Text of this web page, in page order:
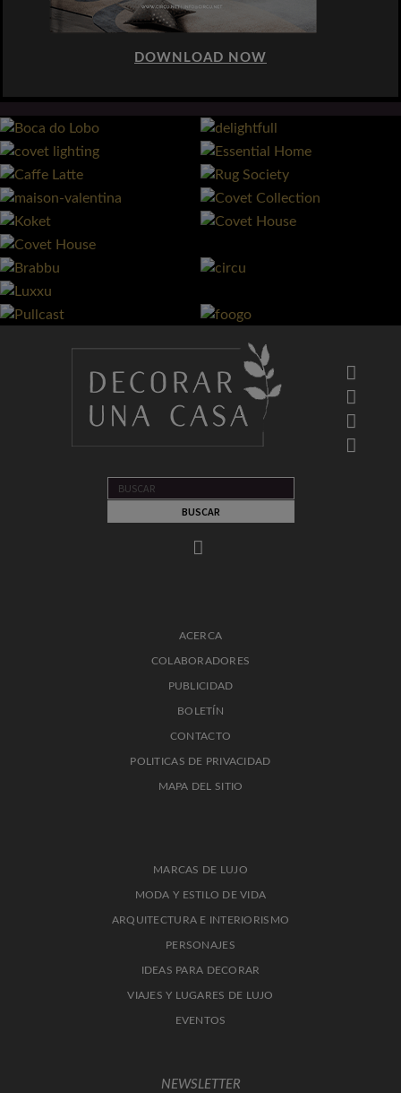
DOWNLOAD NOW
ACERCA
COLABORADORES
PUBLICIDAD
BOLETÍN
CONTACTO
POLITICAS DE PRIVACIDAD
MAPA DEL SITIO
MARCAS DE LUJO
MODA Y ESTILO DE VIDA
ARQUITECTURA E INTERIORISMO
PERSONAJES
IDEAS PARA DECORAR
VIAJES Y LUGARES DE LUJO
EVENTOS
NEWSLETTER